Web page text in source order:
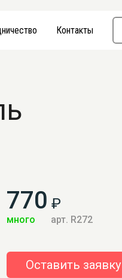
Контакты
770 ₽
много арт. R272
Оставить заявку